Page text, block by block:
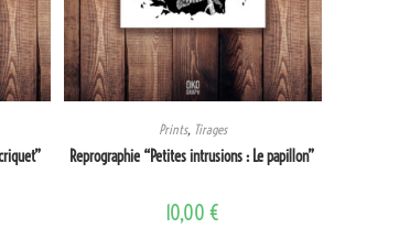
Prints, Tirages
Reprographie “Petites intrusions : Le papillon”
10,00 €